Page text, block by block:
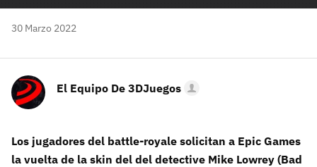
30 Marzo 2022
El Equipo De 3DJuegos
Los jugadores del battle-royale solicitan a Epic Games
la vuelta de la skin del del detective Mike Lowrey (Bad